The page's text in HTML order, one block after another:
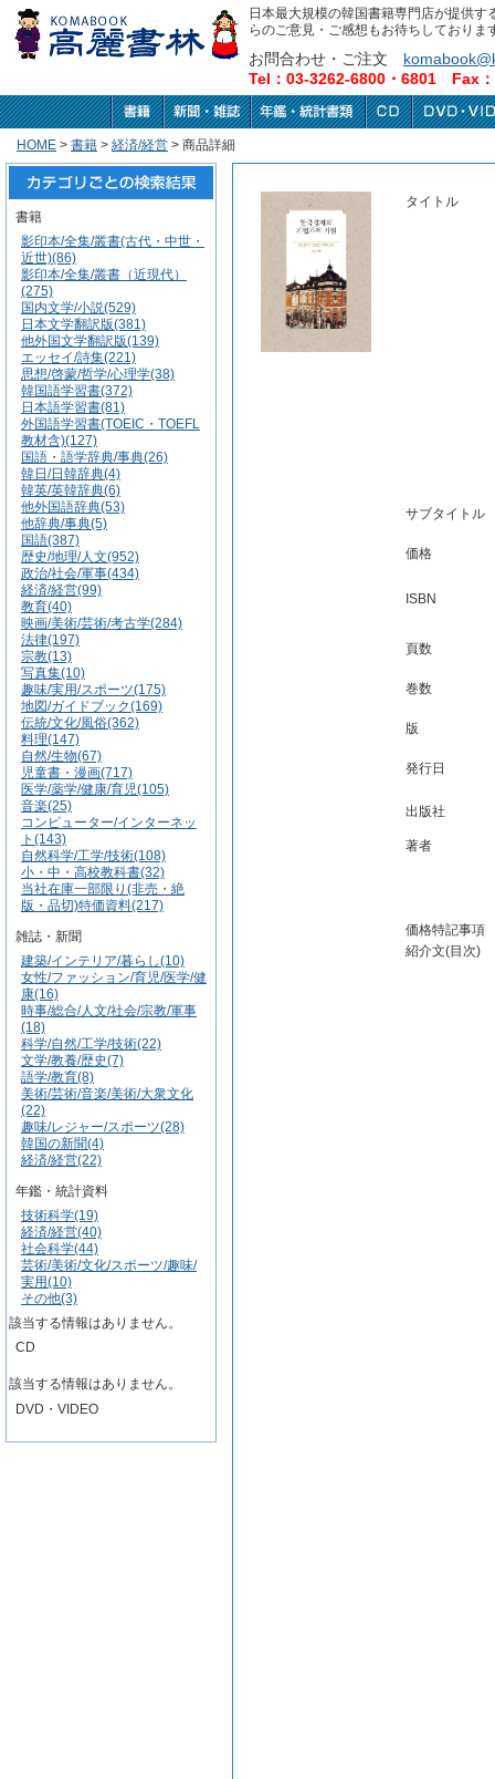
日本最大規模の韓国書籍専門店が提供
らのご意見・ご感想もお待ちしておりま
お問合わせ・ご注文
Tel：03-3262-6800・6801 Fax
HOME > 書籍 > 経済/経営 > 商品詳細
書籍
影印本/全集/叢書(古代・中世・
近世)(86)
影印本/全集/叢書（近現代）
(275)
国内文学/小説(529)
日本文学翻訳版(381)
他外国文学翻訳版(139)
エッセイ/詩集(221)
思想/啓蒙/哲学/心理学(38)
韓国語学習書(372)
日本語学習書(81)
外国語学習書(TOEIC・TOEFL
教材含)(127)
国語・語学辞典/事典(26)
韓日/日韓辞典(4)
韓英/英韓辞典(6)
他外国語辞典(53)
他辞典/事典(5)
国語(387)
歴史/地理/人文(952)
政治/社会/軍事(434)
経済/経営(99)
教育(40)
映画/美術/芸術/考古学(284)
法律(197)
宗教(13)
写真集(10)
趣味/実用/スポーツ(175)
地図/ガイドブック(169)
伝統/文化/風俗(362)
料理(147)
自然/生物(67)
児童書・漫画(717)
医学/薬学/健康/育児(105)
音楽(25)
コンピューター/インターネッ
ト(143)
自然科学/工学/技術(108)
小・中・高校教科書(32)
当社在庫一部限り(非売・絶
版・品切)特価資料(217)
雑誌・新聞
建築/インテリア/暮らし(10)
女性/ファッション/育児/医学/健
康(16)
時事/総合/人文/社会/宗教/軍事
(18)
科学/自然/工学/技術(22)
文学/教養/歴史(7)
語学/教育(8)
美術/芸術/音楽/美術/大衆文化
(22)
趣味/レジャー/スポーツ(28)
韓国の新聞(4)
経済/経営(22)
年鑑・統計資料
技術科学(19)
経済/経営(40)
社会科学(44)
芸術/美術/文化/スポーツ/趣味/
実用(10)
その他(3)
該当する情報はありません。
CD
該当する情報はありません。
DVD・VIDEO
タイトル
サブタイトル
価格
ISBN
頁数
巻数
版
発行日
出版社
著者
価格特記事項
紹介文(目次)